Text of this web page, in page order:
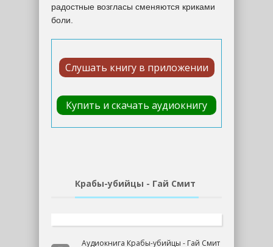
радостные возгласы сменяются криками
боли.
Слушать книгу в приложении
Купить и скачать аудиокнигу
Крабы-убийцы - Гай Смит
Аудиокнига Крабы-убийцы - Гай Смит